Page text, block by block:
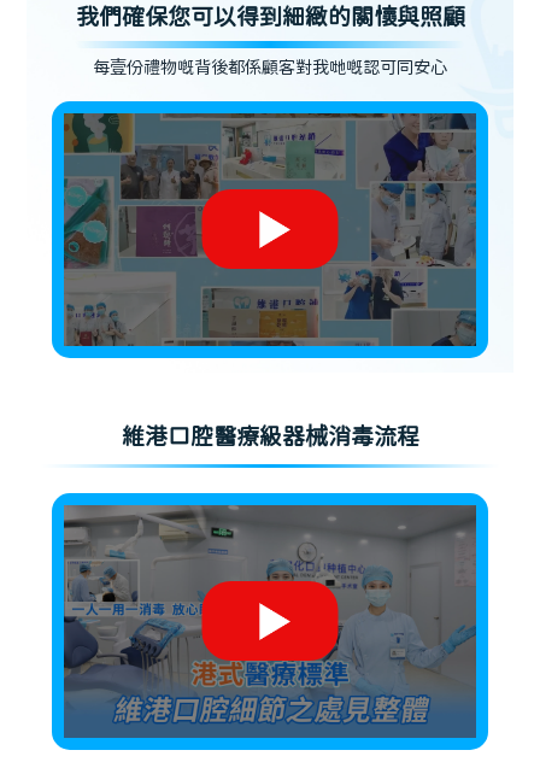
我們確保您可以得到細緻的關懷與照顧
每壹份禮物嘅背後都係顧客對我哋嘅認可同安心
維港口腔醫療級器械消毒流程